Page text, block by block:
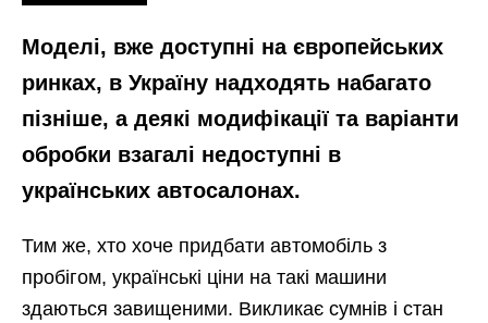
Моделі, вже доступні на європейських
ринках, в Україну надходять набагато
пізніше, а деякі модифікації та варіанти
обробки взагалі недоступні в
українських автосалонах.
Тим же, хто хоче придбати автомобіль з
пробігом, українські ціни на такі машини
здаються завищеними. Викликає сумнів і стан